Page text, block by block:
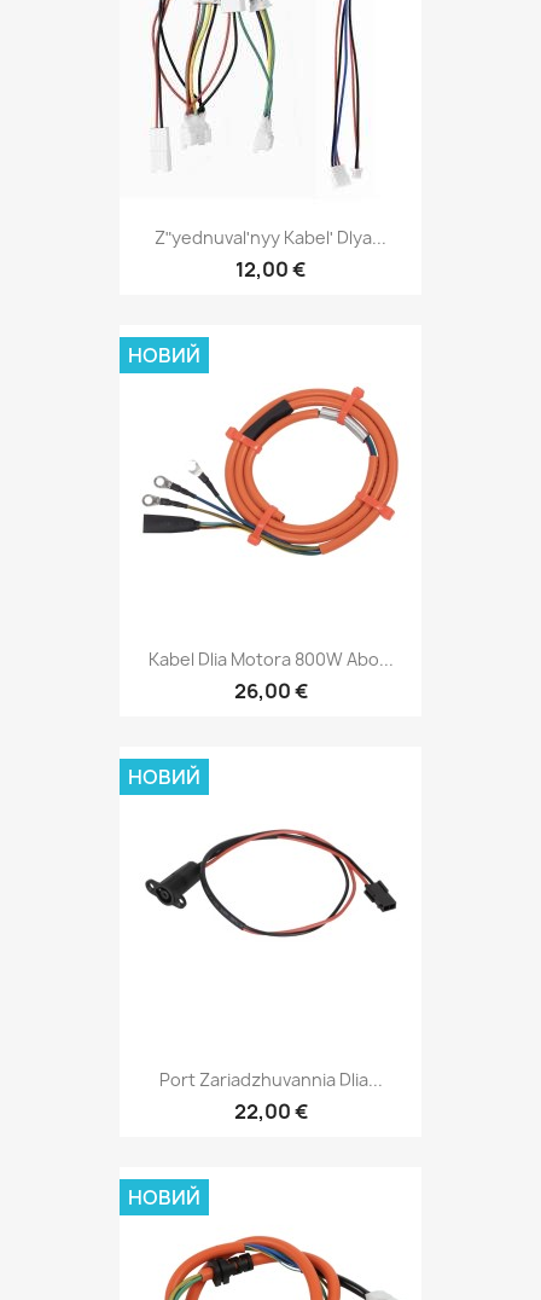
Zʺyednuvalʹnyy Kabelʹ Dlya...
12,00 €
Kabel Dlia Motora 800W Abo...
26,00 €
НОВИЙ
Port Zariadzhuvannia Dlia...
22,00 €
НОВИЙ
НОВИЙ